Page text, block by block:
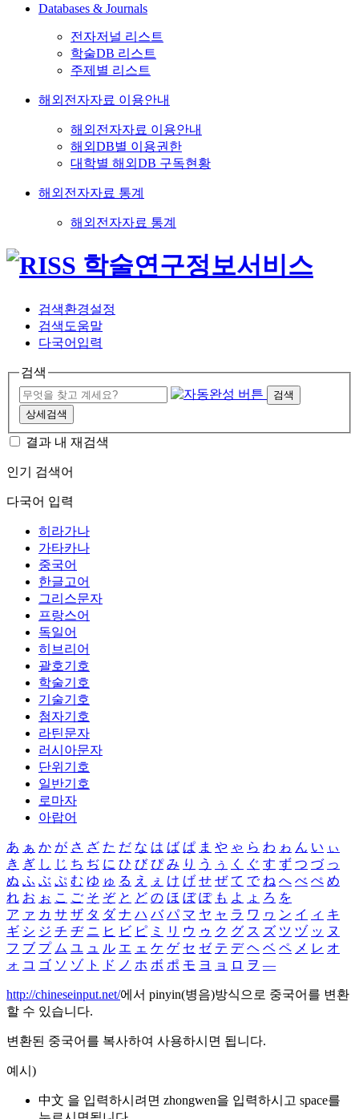
Databases & Journals
전자저널 리스트
학술DB 리스트
주제별 리스트
해외전자자료 이용안내
해외전자자료 이용안내
해외DB별 이용권한
대학별 해외DB 구독현황
해외전자자료 통계
해외전자자료 통계
검색환경설정
검색도움말
다국어입력
검색
검색
상세검색
결과 내 재검색
인기 검색어
다국어 입력
히라가나
가타카나
중국어
한글고어
그리스문자
프랑스어
독일어
히브리어
괄호기호
학술기호
기술기호
첨자기호
라틴문자
러시아문자
단위기호
일반기호
로마자
아랍어
あ ぁ か が さ ざ た だ な は ば ぱ ま や ゃ ら わ ゎ ん い ぃ
き ぎ し じ ち ぢ に ひ び ぴ み り う ぅ く ぐ す ず つ づ っ
ぬ ふ ぶ ぷ む ゆ ゅ る え ぇ け げ せ ぜ て で ね へ べ ぺ め
れ お ぉ こ ご そ ぞ と ど の ほ ぼ ぽ も よ ょ ろ を
ア ァ カ サ ザ タ ダ ナ ハ バ パ マ ヤ ャ ラ ワ ヮ ン イ ィ キ
ギ シ ジ チ ヂ ニ ヒ ビ ピ ミ リ ウ ゥ ク グ ス ズ ツ ヅ ッ ヌ
フ ブ プ ム ユ ュ ル エ ェ ケ ゲ セ ゼ テ デ ヘ ベ ペ メ レ オ
ォ コ ゴ ソ ゾ ト ド ノ ホ ボ ポ モ ヨ ョ ロ ヲ ―
http://chineseinput.net/에서 pinyin(병음)방식으로 중국어를 변환
할 수 있습니다.
변환된 중국어를 복사하여 사용하시면 됩니다.
예시)
中文 을 입력하시려면 zhongwen을 입력하시고 space를